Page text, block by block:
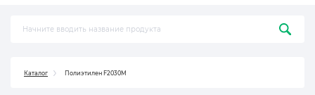
Каталог Полиэтилен F2030M